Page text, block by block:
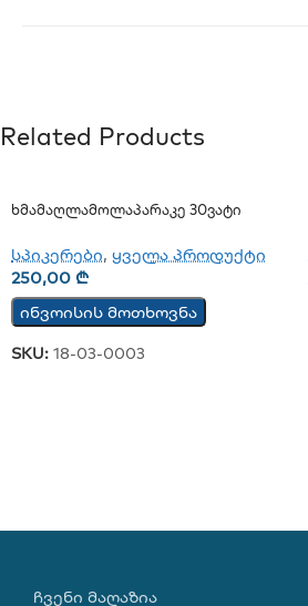
Related Products
Ხმამაღლამოლაპარაკე 30ვატი
სპიკერები, ყველა პროდუქტი
250,00 ₾
ინვოისის მოთხოვნა
SKU: 18-03-0003
ᲩᲕᲔᲜᲘ ᲛᲐᲦᲐᲖᲘᲐ